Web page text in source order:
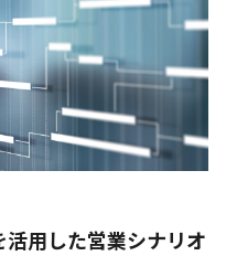
用した営業シナリオ